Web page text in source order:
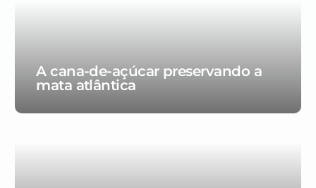
A cana-de-açúcar preservando a
mata atlântica